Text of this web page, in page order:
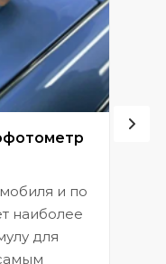
и по
наиболее
для